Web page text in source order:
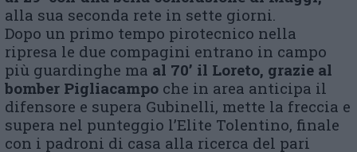
alla sua seconda rete in sette giorni.
Dopo un primo tempo pirotecnico nella
ripresa le due compagini entrano in campo
più guardinghe ma al 70’ il Loreto, grazie al
bomber Pigliacampo che in area anticipa il
difensore e supera Gubinelli, mette la freccia e
supera nel punteggio l’Elite Tolentino, finale
con i padroni di casa alla ricerca del pari